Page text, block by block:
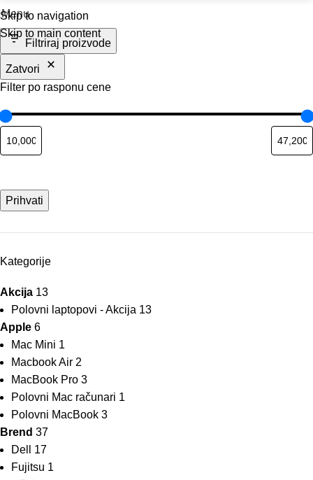
Skip to navigation
Skip to main content
Menu
Filtriraj proizvode
Zatvori
Filter po rasponu cene
Prihvati
Kategorije
Akcija 13
Polovni laptopovi - Akcija 13
Apple 6
Mac Mini 1
Macbook Air 2
MacBook Pro 3
Polovni Mac računari 1
Polovni MacBook 3
Brend 37
Dell
17
Fujitsu 1